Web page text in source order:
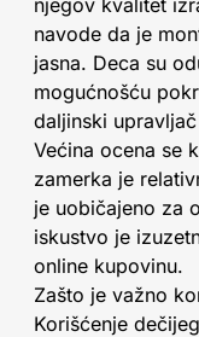
njegov kvalitet
navode da je
jasna. Deca su
mogućnošću
daljinski
Većina ocena se
zamerka je
je uobičajeno za
iskustvo je
online kupovinu.
Zašto je važno
Korišćenje